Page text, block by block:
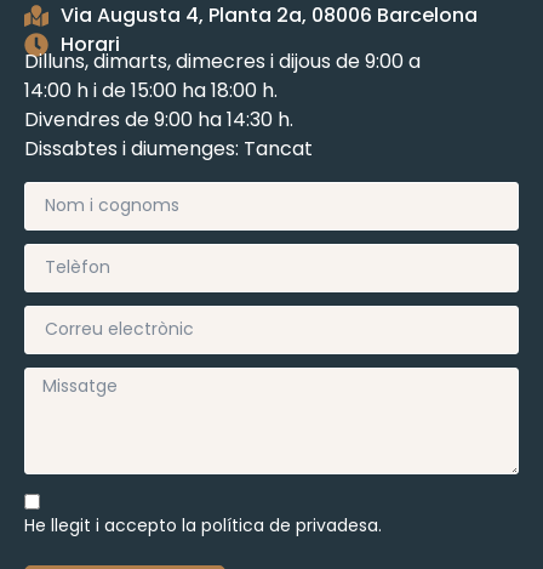
Via Augusta 4, Planta 2a, 08006 Barcelona
Horari
Dilluns, dimarts, dimecres i dijous de 9:00 a
14:00 h i de 15:00 ha 18:00 h.
Divendres de 9:00 ha 14:30 h.
Dissabtes i diumenges: Tancat
He llegit i accepto la política de privadesa.